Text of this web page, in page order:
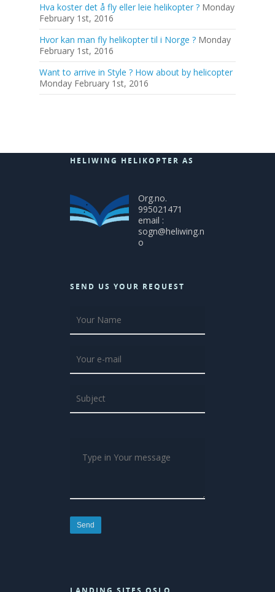
Hva koster det å fly eller leie helikopter ? Monday
February 1st, 2016
Hvor kan man fly helikopter til i Norge ? Monday
February 1st, 2016
Want to arrive in Style ? How about by helicopter
Monday February 1st, 2016
HELIWING HELIKOPTER AS
Org.no.
995021471
email :
sogn@heliwing.n
o
SEND US YOUR REQUEST